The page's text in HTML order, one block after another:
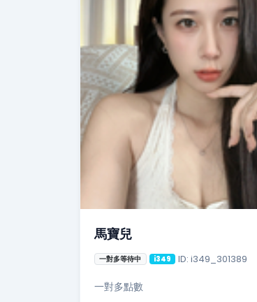
馬寶兒
一對多等待中 i349 ID: i349_301389
一對多點數